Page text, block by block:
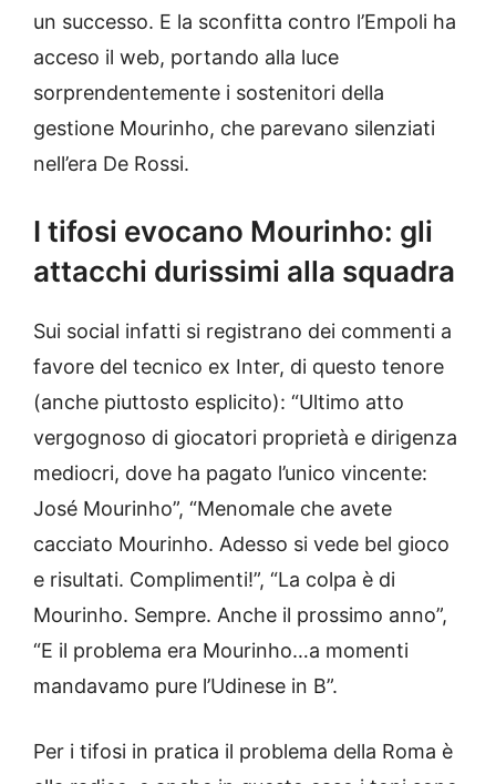
un successo. E la sconfitta contro l’Empoli ha
acceso il web, portando alla luce
sorprendentemente i sostenitori della
gestione Mourinho, che parevano silenziati
nell’era De Rossi.
I tifosi evocano Mourinho: gli
attacchi durissimi alla squadra
Sui social infatti si registrano dei commenti a
favore del tecnico ex Inter, di questo tenore
(anche piuttosto esplicito): “Ultimo atto
vergognoso di giocatori proprietà e dirigenza
mediocri, dove ha pagato l’unico vincente:
José Mourinho”, “Menomale che avete
cacciato Mourinho. Adesso si vede bel gioco
e risultati. Complimenti!”, “La colpa è di
Mourinho. Sempre. Anche il prossimo anno”,
“E il problema era Mourinho…a momenti
mandavamo pure l’Udinese in B”.
Per i tifosi in pratica il problema della Roma è